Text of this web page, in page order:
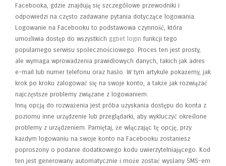
Facebooka, gdzie znajdują się szczegółowe przewodniki i
odpowiedzi na często zadawane pytania dotyczące logowania.
Logowanie na Facebooku to podstawowa czynność, która
umożliwia dostęp do wszystkich ggbet login funkcji tego
popularnego serwisu społecznościowego. Proces ten jest prosty,
ale wymaga wprowadzenia prawidłowych danych, takich jak adres
e-mail lub numer telefonu oraz hasło. W tym artykule pokażemy, jak
krok po kroku zalogować się na swoje konto, a także jak rozwiązać
najczęstsze problemy związane z logowaniem.
Inną opcją do rozważenia jest próba uzyskania dostępu do konta z
poziomu inne urządzenie lub przeglądarki, aby wykluczyć określone
problemy z urządzeniem. Pamiętaj, że włączając tę ​​opcję, przy
każdym logowaniu na swoje konto na Facebooku zostaniesz
poproszony o podanie dodatkowego kodu uwierzytelniającego. Kod
ten jest generowany automatycznie i może zostać wysłany SMS-em